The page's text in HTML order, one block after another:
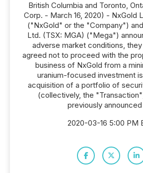
British Columbia and Toronto,
Corp. - March 16, 2020) - NxGold
("NxGold" or the "Company")
Ltd. (TSX: MGA) ("Mega")
adverse market conditions,
agreed not to proceed with the
business of NxGold from a
uranium-focused investment
acquisition of a portfolio of
(collectively, the
previously announced
2020-03-16 5:00 PM